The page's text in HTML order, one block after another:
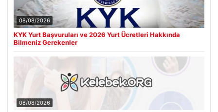
08/08/2026
KYK Yurt Başvuruları ve 2026 Yurt Ücretleri Hakkında
Bilmeniz Gerekenler
08/08/2026